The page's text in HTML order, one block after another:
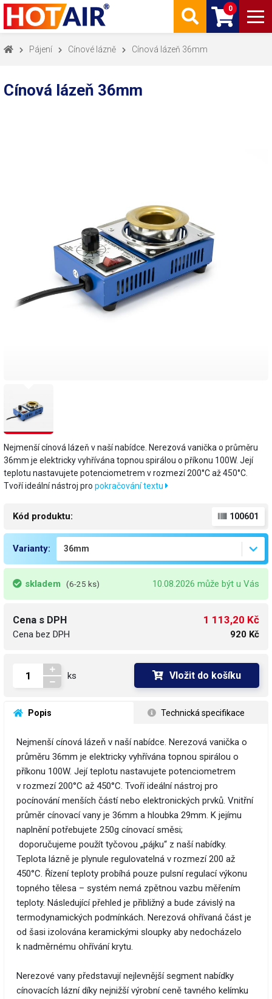
0
Pájení Cínové lázně Cínová lázeň 36mm
Cínová lázeň 36mm
Nejmenší cínová lázeň v naší nabídce. Nerezová vanička o průměru
36mm je elektricky vyhřívána topnou spirálou o příkonu 100W. Její
teplotu nastavujete potenciometrem v rozmezí 200°C až 450°C.
Tvoří ideální nástroj pro pokračování textu
Kód produktu: 100601
Varianty:
skladem (6-25 ks) 10.08.2026 může být u Vás
Cena s DPH
Cena bez DPH
1 113,20 Kč
920 Kč
ks Vložit do košíku
Popis Technická specifikace
Nejmenší cínová lázeň v naší nabídce. Nerezová vanička o
průměru 36mm je elektricky vyhřívána topnou spirálou o
příkonu 100W. Její teplotu nastavujete potenciometrem
v rozmezí 200°C až 450°C. Tvoří ideální nástroj pro
pocínování menších částí nebo elektronických prvků. Vnitřní
průměr cínovací vany je 36mm a hloubka 29mm. K jejímu
naplnění potřebujete 250g cínovací směsi;
doporučujeme použít tyčovou „pájku“ z naší nabídky.
Teplota lázně je plynule regulovatelná v rozmezí 200 až
450°C. Řízení teploty probíhá pouze pulsní regulací výkonu
topného tělesa – systém nemá zpětnou vazbu měřením
teploty. Následující přehled je přibližný a bude závislý na
termodynamických podmínkách. Nerezová ohřívaná část je
od šasi izolována keramickými sloupky aby nedocházelo
k nadměrnému ohřívání krytu.
Nerezové vany představují nejlevnější segment nabídky
cínovacích lázní díky nejnižší výrobní ceně tavného kelímku